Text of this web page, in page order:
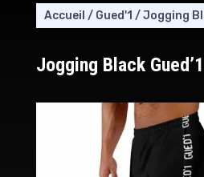
Accueil / Gued'1 /Jogging
Jogging Black Gued’1